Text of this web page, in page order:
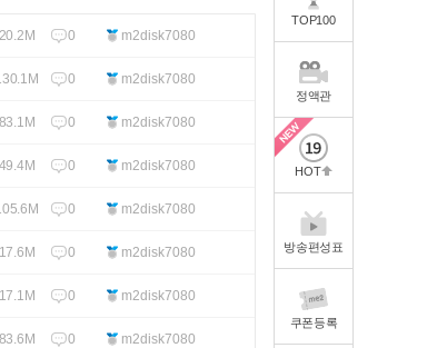
TOP100
정액관
HOT
방송편성표
쿠폰등록
20.2M 0 m2disk7080
0 m2disk7080
83.1M 0 m2disk7080
49.4M 0 m2disk7080
0 m2disk7080
17.6M 0 m2disk7080
17.1M 0 m2disk7080
83.6M 0 m2disk7080